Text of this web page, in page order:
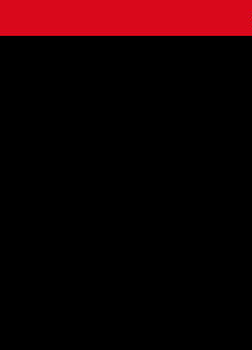
to